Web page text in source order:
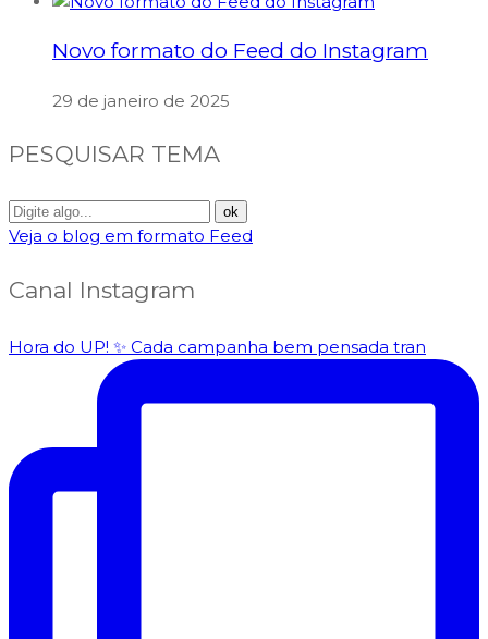
Novo formato do Feed do Instagram
29 de janeiro de 2025
PESQUISAR TEMA
Veja o blog em formato Feed
Canal Instagram
Hora do UP! ✨️ Cada campanha bem pensada tran